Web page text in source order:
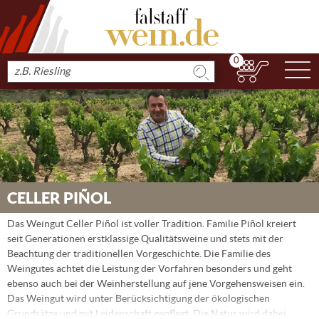
Produkt
suchen
0
CELLER PIÑOL
Das Weingut Celler Piñol ist voller Tradition. Familie Piñol kreiert
seit Generationen erstklassige Qualitätsweine und stets mit der
Beachtung der traditionellen Vorgeschichte. Die Familie des
Weingutes achtet die Leistung der Vorfahren besonders und geht
ebenso auch bei der Weinherstellung auf jene Vorgehensweisen ein.
Das Weingut wird unter Berücksichtigung der ökologischen
Grundsätze und mit Leidenschaft gepflegt. Die Natur wird dabei